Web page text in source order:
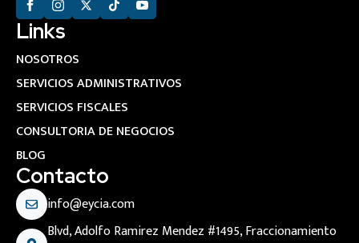
Links
NOSOTROS
SERVICIOS ADMINISTRATIVOS
SERVICIOS FISCALES
CONSULTORIA DE NEGOCIOS
BLOG
Contacto
info@eycia.com
Blvd, Adolfo Ramirez Mendez #1495, Fraccionamiento